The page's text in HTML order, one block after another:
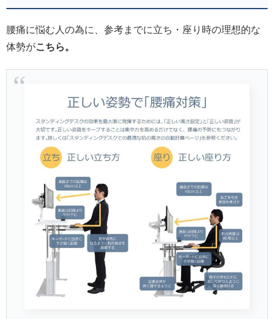
腰痛に悩む人の為に、参考までに立ち・座り時の理想的な
体勢がこちら。